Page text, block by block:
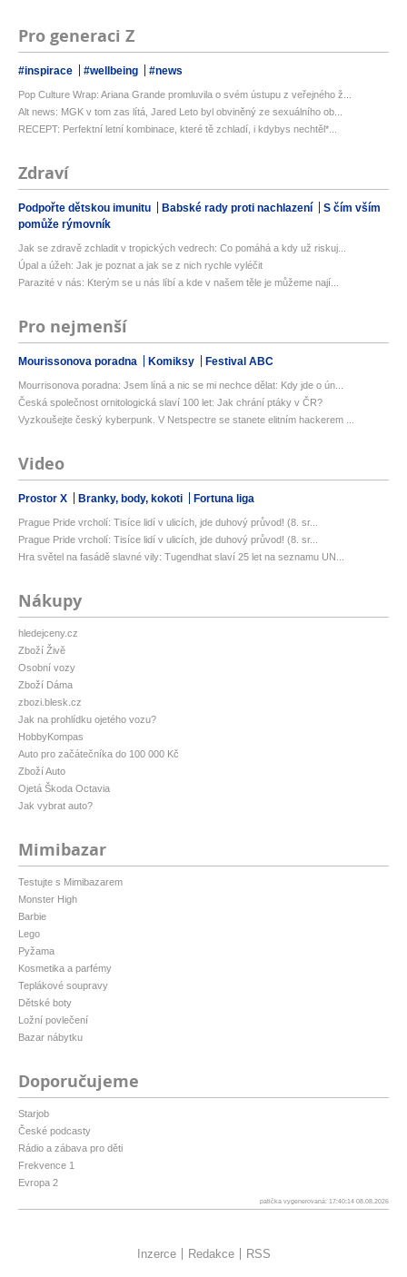
Pro generaci Z
#inspirace #wellbeing #news
Pop Culture Wrap: Ariana Grande promluvila o svém ústupu z veřejného ž...
Alt news: MGK v tom zas lítá, Jared Leto byl obviněný ze sexuálního ob...
RECEPT: Perfektní letní kombinace, které tě zchladí, i kdybys nechtěl*...
Zdraví
Podpořte dětskou imunitu Babské rady proti nachlazení
S čím vším
pomůže rýmovník
Jak se zdravě zchladit v tropických vedrech: Co pomáhá a kdy už riskuj...
Úpal a úžeh: Jak je poznat a jak se z nich rychle vyléčit
Parazité v nás: Kterým se u nás líbí a kde v našem těle je můžeme nají...
Pro nejmenší
Mourissonova poradna Komiksy Festival ABC
Mourrisonova poradna: Jsem líná a nic se mi nechce dělat: Kdy jde o ún...
Česká společnost ornitologická slaví 100 let: Jak chrání ptáky v ČR?
Vyzkoušejte český kyberpunk. V Netspectre se stanete elitním hackerem ...
Video
Prostor X Branky, body, kokoti Fortuna liga
Prague Pride vrcholí: Tisíce lidí v ulicích, jde duhový průvod! (8. sr...
Prague Pride vrcholí: Tisíce lidí v ulicích, jde duhový průvod! (8. sr...
Hra světel na fasádě slavné vily: Tugendhat slaví 25 let na seznamu UN...
Nákupy
hledejceny.cz
Zboží Živě
Osobní vozy
Zboží Dáma
zbozi.blesk.cz
Jak na prohlídku ojetého vozu?
HobbyKompas
Auto pro začátečníka do 100 000 Kč
Zboží Auto
Ojetá Škoda Octavia
Jak vybrat auto?
Mimibazar
Testujte s Mimibazarem
Monster High
Barbie
Lego
Pyžama
Kosmetika a parfémy
Teplákové soupravy
Dětské boty
Ložní povlečení
Bazar nábytku
Doporučujeme
Starjob
České podcasty
Rádio a zábava pro děti
Frekvence 1
Evropa 2
patička vygenerovaná: 17:40:14 08.08.2026
Inzerce Redakce RSS